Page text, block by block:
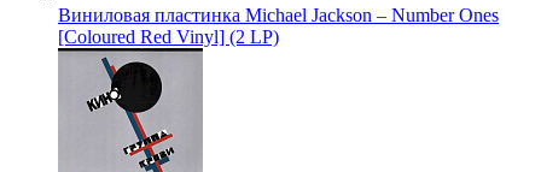
Виниловая пластинка Michael Jackson – Number Ones
[Coloured Red Vinyl] (2 LP)